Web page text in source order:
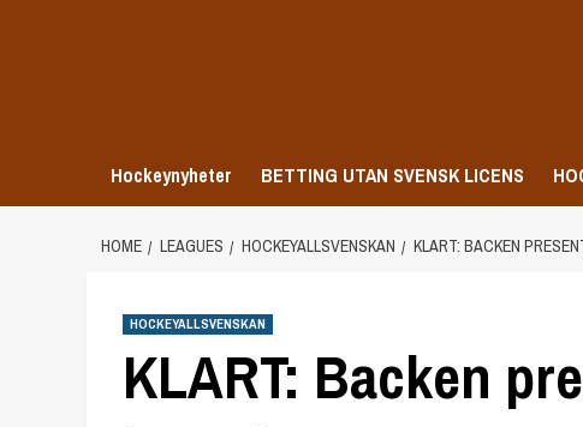
Hockeynyheter BETTING UTAN SVENSK LICENS
HOME LEAGUES HOCKEYALLSVENSKAN KLART: BACKEN
HOCKEYALLSVENSKAN
KLART: Backen